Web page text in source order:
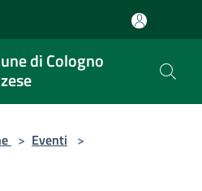
di Cologno
> Eventi >